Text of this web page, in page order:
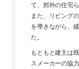
て、郊外の住宅
また、リビング
を導きながら、
た。
もともと建主は
スメーカーの協